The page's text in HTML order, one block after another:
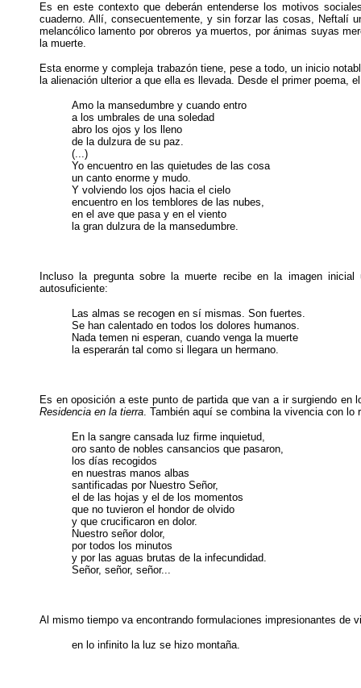
Es en este contexto que deberán entenderse los motivos
cuaderno. Allí, consecuentemente, y sin forzar las cosas, Neftalí
melancólico lamento por obreros ya muertos, por ánimas suyas
la muerte.
Esta enorme y compleja trabazón tiene, pese a todo, un inicio
la alienación ulterior a que ella es llevada. Desde el primer poema,
Amo la mansedumbre y cuando entro
a los umbrales de una soledad
abro los ojos y los lleno
de la dulzura de su paz.
(...)
Yo encuentro en las quietudes de las cosa
un canto enorme y mudo.
Y volviendo los ojos hacia el cielo
encuentro en los temblores de las nubes,
en el ave que pasa y en el viento
la gran dulzura de la mansedumbre.
Incluso la pregunta sobre la muerte recibe en la imagen
autosuficiente:
Las almas se recogen en sí mismas. Son fuertes.
Se han calentado en todos los dolores humanos.
Nada temen ni esperan, cuando venga la muerte
la esperarán tal como si llegara un hermano.
Es en oposición a este punto de partida que van a ir surgiendo en
Residencia en la tierra. También aquí se combina la vivencia con
En la sangre cansada luz firme inquietud,
oro santo de nobles cansancios que pasaron,
los días recogidos
en nuestras manos albas
santificadas por Nuestro Señor,
el de las hojas y el de los momentos
que no tuvieron el hondor de olvido
y que crucificaron en dolor.
Nuestro señor dolor,
por todos los minutos
y por las aguas brutas de la infecundidad.
Señor, señor, señor...
Al mismo tiempo va encontrando formulaciones impresionantes de
en lo infinito la luz se hizo montaña.